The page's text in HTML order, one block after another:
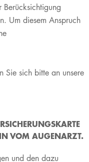
Um diesem Anspruch
Sie sich bitte an unsere
VOM AUGENARZT.
und den dazu